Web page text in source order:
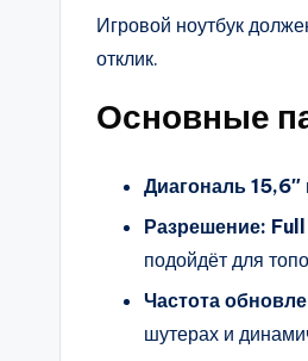
Игровой ноутбук
отклик.
Основные
Диагональ 15,6″
Разрешение:
подойдёт для
Частота
шутерах и